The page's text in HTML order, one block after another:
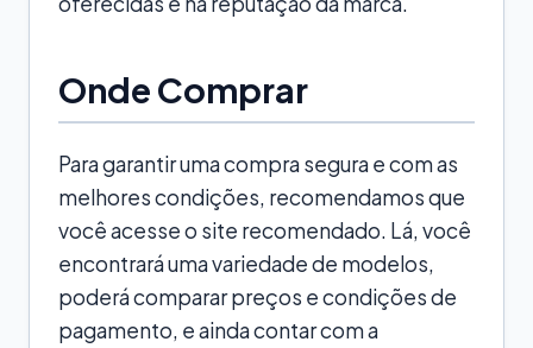
Onde Comprar
Para garantir uma compra segura e com as
melhores condições, recomendamos que
você acesse o site recomendado. Lá, você
encontrará uma variedade de modelos,
poderá comparar preços e condições de
pagamento, e ainda contar com a